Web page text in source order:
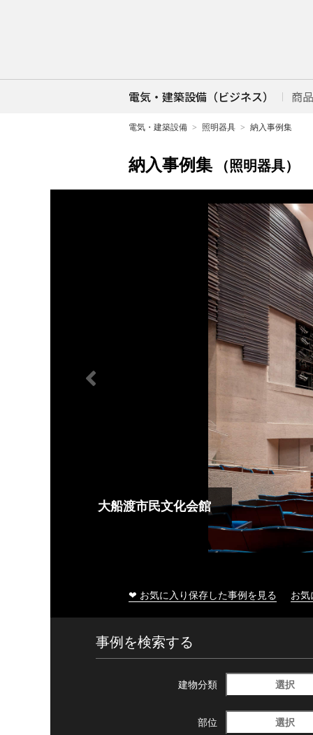
電気・建築設備（ビジネス） 商
電気・建築設備 照明器具 納入事例集
納入事例集 （照明器具）
大船渡市民文化会館
❤ お気に入り保存した事例を見る お
事例を検索する
建物分類 選択
部位 選択